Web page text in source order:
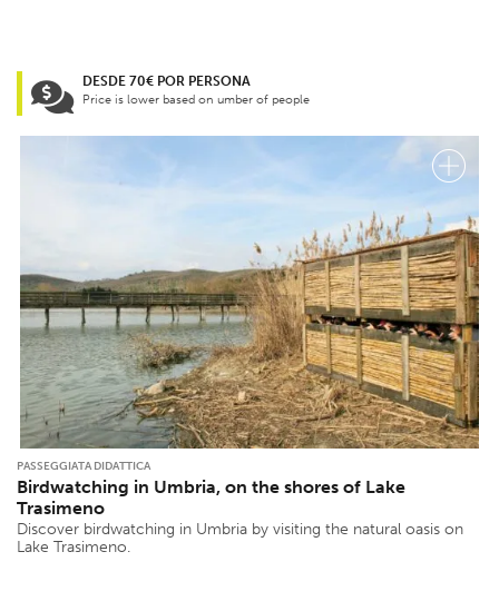
DESDE 70€ POR PERSONA
Price is lower based on umber of people
PASSEGGIATA DIDATTICA
Birdwatching in Umbria, on the shores of Lake
Trasimeno
Discover birdwatching in Umbria by visiting the natural oasis on
Lake Trasimeno.